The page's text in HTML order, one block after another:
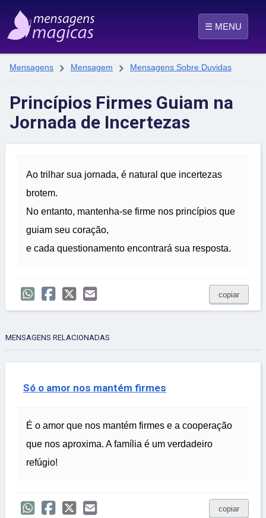
☰ MENU
Mensagens  Mensagem  Mensagens Sobre Duvidas
Princípios Firmes Guiam na
Jornada de Incertezas
Ao trilhar sua jornada, é natural que incertezas
brotem.
No entanto, mantenha-se firme nos princípios que
guiam seu coração,
e cada questionamento encontrará sua resposta.
copiar
MENSAGENS RELACIONADAS
Só o amor nos mantém firmes
É o amor que nos mantém firmes e a cooperação
que nos aproxima. A família é um verdadeiro
refúgio!
copiar